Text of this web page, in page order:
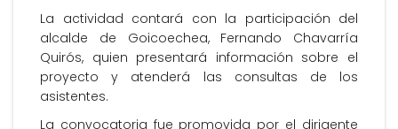
La actividad contará con la participación del
alcalde de Goicoechea, Fernando Chavarría
Quirós, quien presentará información sobre el
proyecto y atenderá las consultas de los
asistentes.
La convocatoria fue promovida por el dirigente